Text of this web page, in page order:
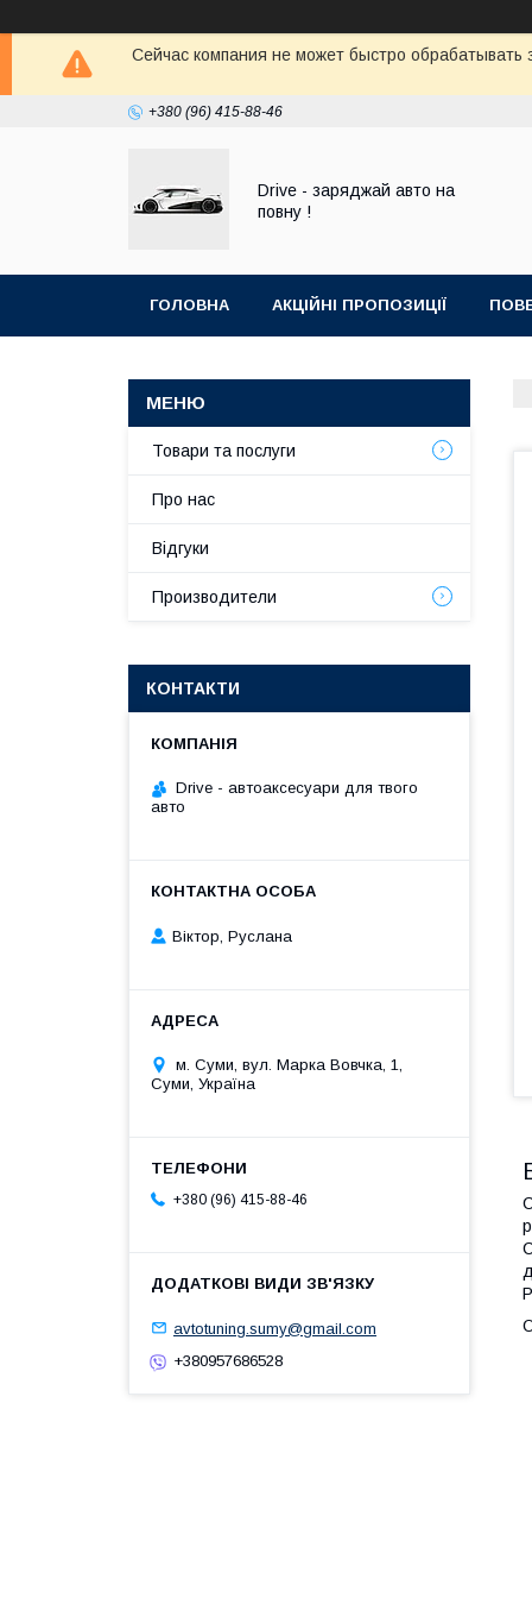
Сейчас компания не может быстро
+380 (96) 415-88-46
Drive - заряджай авто на
повну !
ГОЛОВНА АКЦІЙНІ ПРОПОЗИЦІЇ
Товари та послуги
Про нас
Відгуки
Производители
КОНТАКТИ
Drive - автоаксесуари для твого
авто
Віктор, Руслана
м. Суми, вул. Марка Вовчка, 1,
Суми, Україна
+380 (96) 415-88-46
avtotuning.sumy@gmail.com
+380957686528